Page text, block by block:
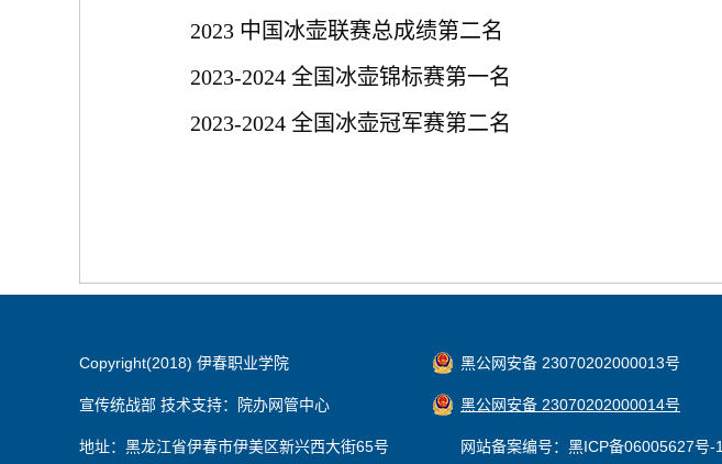
2023 中国冰壶联赛总成绩第二名
2023-2024 全国冰壶锦标赛第一名
2023-2024 全国冰壶冠军赛第二名
Copyright(2018) 伊春职业学院
宣传统战部 技术支持：院办网管中心
地址：黑龙江省伊春市伊美区新兴西大街65号
黑公网安备 23070202000013号
黑公网安备 23070202000014号
网站备案编号：黑ICP备06005627号-1